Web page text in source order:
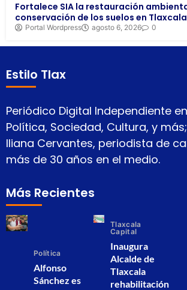
Fortalece SIA la restauración
conservación de los suelos en Tlaxcala
Portal Wordpress agosto 6, 2026 0
Estilo Tlax
Periódico Digital Independiente
Política, Sociedad, Cultura, y
Iliana Cervantes, periodista de
más de 30 años en el medio.
Más Recientes
Política
Alfonso
Sánchez es
Tlaxcala
Capital
Inaugura
Alcalde de
Tlaxcala
rehabilitación